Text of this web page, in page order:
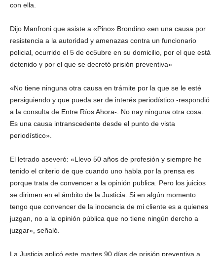
con ella.
Dijo Manfroni que asiste a «Pino» Brondino «en una causa por
resistencia a la autoridad y amenazas contra un funcionario
policial, ocurrido el 5 de oc5ubre en su domicilio, por el que está
detenido y por el que se decretó prisión preventiva»
«No tiene ninguna otra causa en trámite por la que se le esté
persiguiendo y que pueda ser de interés periodístico -respondió
a la consulta de Entre Ríos Ahora-. No nay ninguna otra cosa.
Es una causa intranscedente desde el punto de vista
periodístico».
El letrado aseveró: «Llevo 50 años de profesión y siempre he
tenido el criterio de que cuando uno habla por la prensa es
porque trata de convencer a la opinión publica. Pero los juicios
se dirimen en el ámbito de la Justicia. Si en algún momento
tengo que convencer de la inocencia de mi cliente es a quienes
juzgan, no a la opinión pública que no tiene ningún dercho a
juzgar», señaló.
La Justicia aplicó este martes 90 días de prisión preventiva a